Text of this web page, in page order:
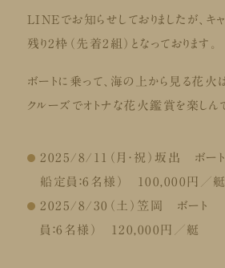
LINEでお知らせしておりましたが、キ
残り2枠（先着2組）となっております。
ボートに乗って、海の上から見る花火
クルーズでオトナな花火鑑賞を楽しん
2025/8/11（月・祝）坂出 ボ
船定員：6名様） 100,000円／艇
2025/8/30（土）笠岡 ボート
員：6名様） 120,000円／艇